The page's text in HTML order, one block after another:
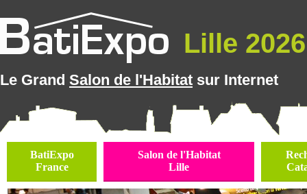
Lille
Le Grand Salon de l'Habitat sur Internet
BatiExpo
France
Salon de l'Habitat
Lille